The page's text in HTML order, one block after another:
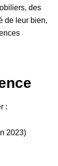
des
de leur bien,
:
2023)